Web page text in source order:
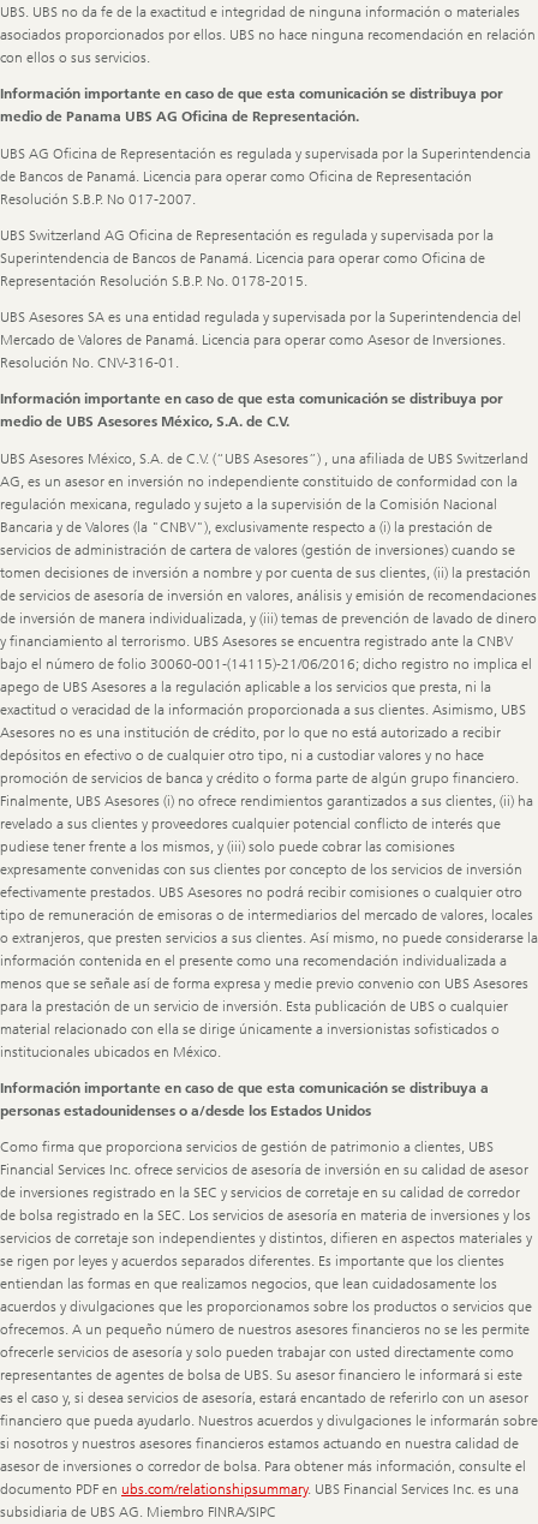
UBS. UBS no da fe de la exactitud e integridad de ninguna información o materiales
asociados proporcionados por ellos. UBS no hace ninguna recomendación en relación
con ellos o sus servicios.
Información importante en caso de que esta comunicación se distribuya por
medio de Panama UBS AG Oficina de Representación.
UBS AG Oficina de Representación es regulada y supervisada por la Superintendencia
de Bancos de Panamá. Licencia para operar como Oficina de Representación
Resolución S.B.P. No 017-2007.
UBS Switzerland AG Oficina de Representación es regulada y supervisada por la
Superintendencia de Bancos de Panamá. Licencia para operar como Oficina de
Representación Resolución S.B.P. No. 0178-2015.
UBS Asesores SA es una entidad regulada y supervisada por la Superintendencia del
Mercado de Valores de Panamá. Licencia para operar como Asesor de Inversiones.
Resolución No. CNV-316-01.
Información importante en caso de que esta comunicación se distribuya por
medio de UBS Asesores México, S.A. de C.V.
UBS Asesores México, S.A. de C.V. (“UBS Asesores”) , una afiliada de UBS Switzerland
AG, es un asesor en inversión no independiente constituido de conformidad con la
regulación mexicana, regulado y sujeto a la supervisión de la Comisión Nacional
Bancaria y de Valores (la "CNBV"), exclusivamente respecto a (i) la prestación de
servicios de administración de cartera de valores (gestión de inversiones) cuando se
tomen decisiones de inversión a nombre y por cuenta de sus clientes, (ii) la prestación
de servicios de asesoría de inversión en valores, análisis y emisión de recomendaciones
de inversión de manera individualizada, y (iii) temas de prevención de lavado de dinero
y financiamiento al terrorismo. UBS Asesores se encuentra registrado ante la CNBV
bajo el número de folio 30060-001-(14115)-21/06/2016; dicho registro no implica el
apego de UBS Asesores a la regulación aplicable a los servicios que presta, ni la
exactitud o veracidad de la información proporcionada a sus clientes. Asimismo, UBS
Asesores no es una institución de crédito, por lo que no está autorizado a recibir
depósitos en efectivo o de cualquier otro tipo, ni a custodiar valores y no hace
promoción de servicios de banca y crédito o forma parte de algún grupo financiero.
Finalmente, UBS Asesores (i) no ofrece rendimientos garantizados a sus clientes, (ii) ha
revelado a sus clientes y proveedores cualquier potencial conflicto de interés que
pudiese tener frente a los mismos, y (iii) solo puede cobrar las comisiones
expresamente convenidas con sus clientes por concepto de los servicios de inversión
efectivamente prestados. UBS Asesores no podrá recibir comisiones o cualquier otro
tipo de remuneración de emisoras o de intermediarios del mercado de valores, locales
o extranjeros, que presten servicios a sus clientes. Así mismo, no puede considerarse la
información contenida en el presente como una recomendación individualizada a
menos que se señale así de forma expresa y medie previo convenio con UBS Asesores
para la prestación de un servicio de inversión. Esta publicación de UBS o cualquier
material relacionado con ella se dirige únicamente a inversionistas sofisticados o
institucionales ubicados en México.
Información importante en caso de que esta comunicación se distribuya a
personas estadounidenses o a/desde los Estados Unidos
Como firma que proporciona servicios de gestión de patrimonio a clientes, UBS
Financial Services Inc. ofrece servicios de asesoría de inversión en su calidad de asesor
de inversiones registrado en la SEC y servicios de corretaje en su calidad de corredor
de bolsa registrado en la SEC. Los servicios de asesoría en materia de inversiones y los
servicios de corretaje son independientes y distintos, difieren en aspectos materiales y
se rigen por leyes y acuerdos separados diferentes. Es importante que los clientes
entiendan las formas en que realizamos negocios, que lean cuidadosamente los
acuerdos y divulgaciones que les proporcionamos sobre los productos o servicios que
ofrecemos. A un pequeño número de nuestros asesores financieros no se les permite
ofrecerle servicios de asesoría y solo pueden trabajar con usted directamente como
representantes de agentes de bolsa de UBS. Su asesor financiero le informará si este
es el caso y, si desea servicios de asesoría, estará encantado de referirlo con un asesor
financiero que pueda ayudarlo. Nuestros acuerdos y divulgaciones le informarán sobre
si nosotros y nuestros asesores financieros estamos actuando en nuestra calidad de
asesor de inversiones o corredor de bolsa. Para obtener más información, consulte el
documento PDF en ubs.com/relationshipsummary. UBS Financial Services Inc. es una
subsidiaria de UBS AG. Miembro FINRA/SIPC